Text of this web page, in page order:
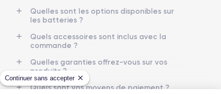
Continuer sans accepter
Écran
OLED 6.1 pouces
Résolution écran
Nom CPU
Apple A16 Bionic 6
Quelles sont les options disponibles sur
les batteries ?
Quels accessoires sont inclus avec la
commande ?
Quelles garanties offrez-vous sur vos
produits ?
Quels sont vos moyens de paiement ?